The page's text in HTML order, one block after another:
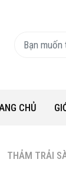
CHỦ
THẢM TRẢI